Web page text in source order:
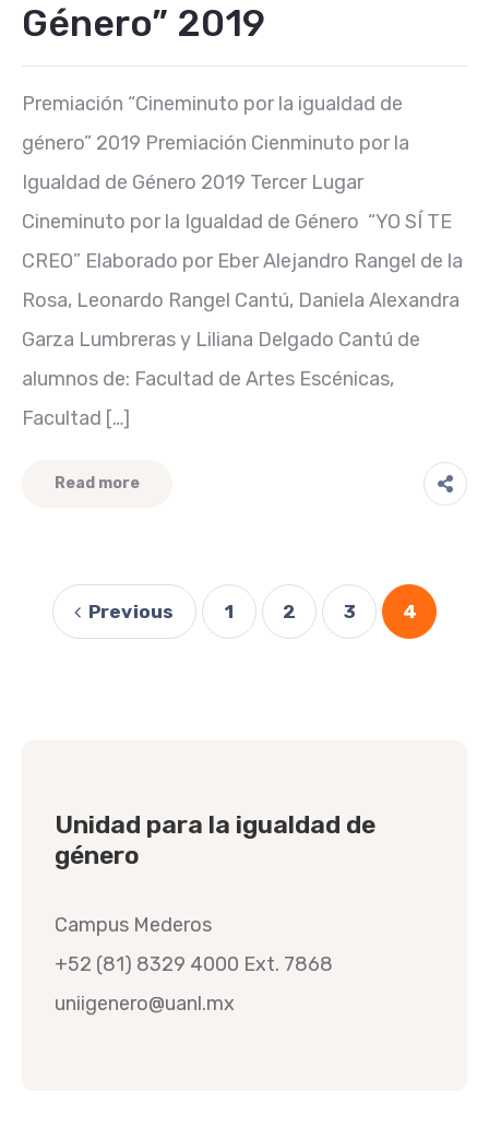
Género” 2019
Premiación “Cineminuto por la igualdad de
género” 2019 Premiación Cienminuto por la
Igualdad de Género 2019 Tercer Lugar
Cineminuto por la Igualdad de Género “YO SÍ TE
CREO” Elaborado por Eber Alejandro Rangel de la
Rosa, Leonardo Rangel Cantú, Daniela Alexandra
Garza Lumbreras y Liliana Delgado Cantú de
alumnos de: Facultad de Artes Escénicas,
Facultad […]
Read more
Previous 1 2 3 4
Unidad para la igualdad de
género
Campus Mederos
+52 (81) 8329 4000 Ext. 7868
uniigenero@uanl.mx